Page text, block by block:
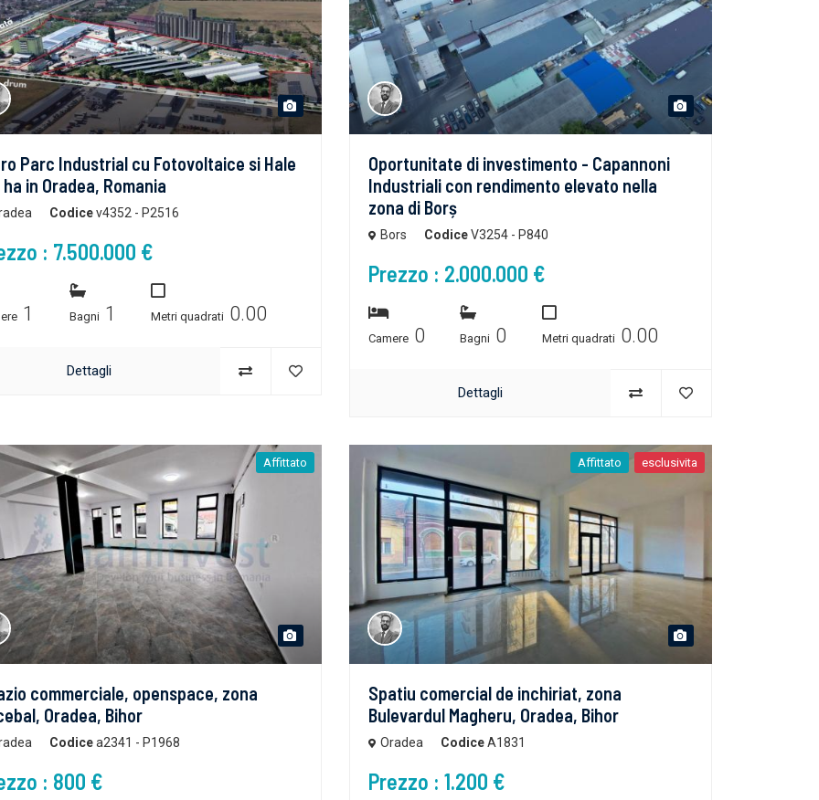
Parc Industrial cu Fotovoltaice si Hale
in Oradea, Romania
Codicev4352 - P2516
: 7.500.000 €
1 Bagni 1 Metri quadrati 0.00
Dettagli
Oportunitate di investimento - Capannoni
Industriali con rendimento elevato nella
zona di Borș
Bors CodiceV3254 - P840
Prezzo : 2.000.000 €
Camere 0 Bagni 0 Metri quadrati 0.00
Dettagli
Affittato
commerciale, openspace, zona
Oradea, Bihor
Codicea2341 - P1968
: 800 €
Affittato esclusivita
Spatiu comercial de inchiriat, zona
Bulevardul Magheru, Oradea, Bihor
Oradea CodiceA1831
Prezzo : 1.200 €